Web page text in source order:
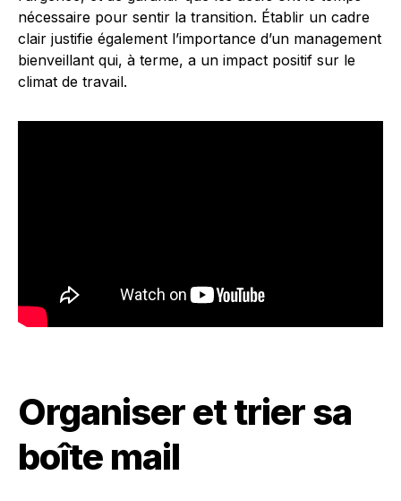
nécessaire pour sentir la transition. Établir un cadre
clair justifie également l’importance d’un management
bienveillant qui, à terme, a un impact positif sur le
climat de travail.
Organiser et trier sa
boîte mail